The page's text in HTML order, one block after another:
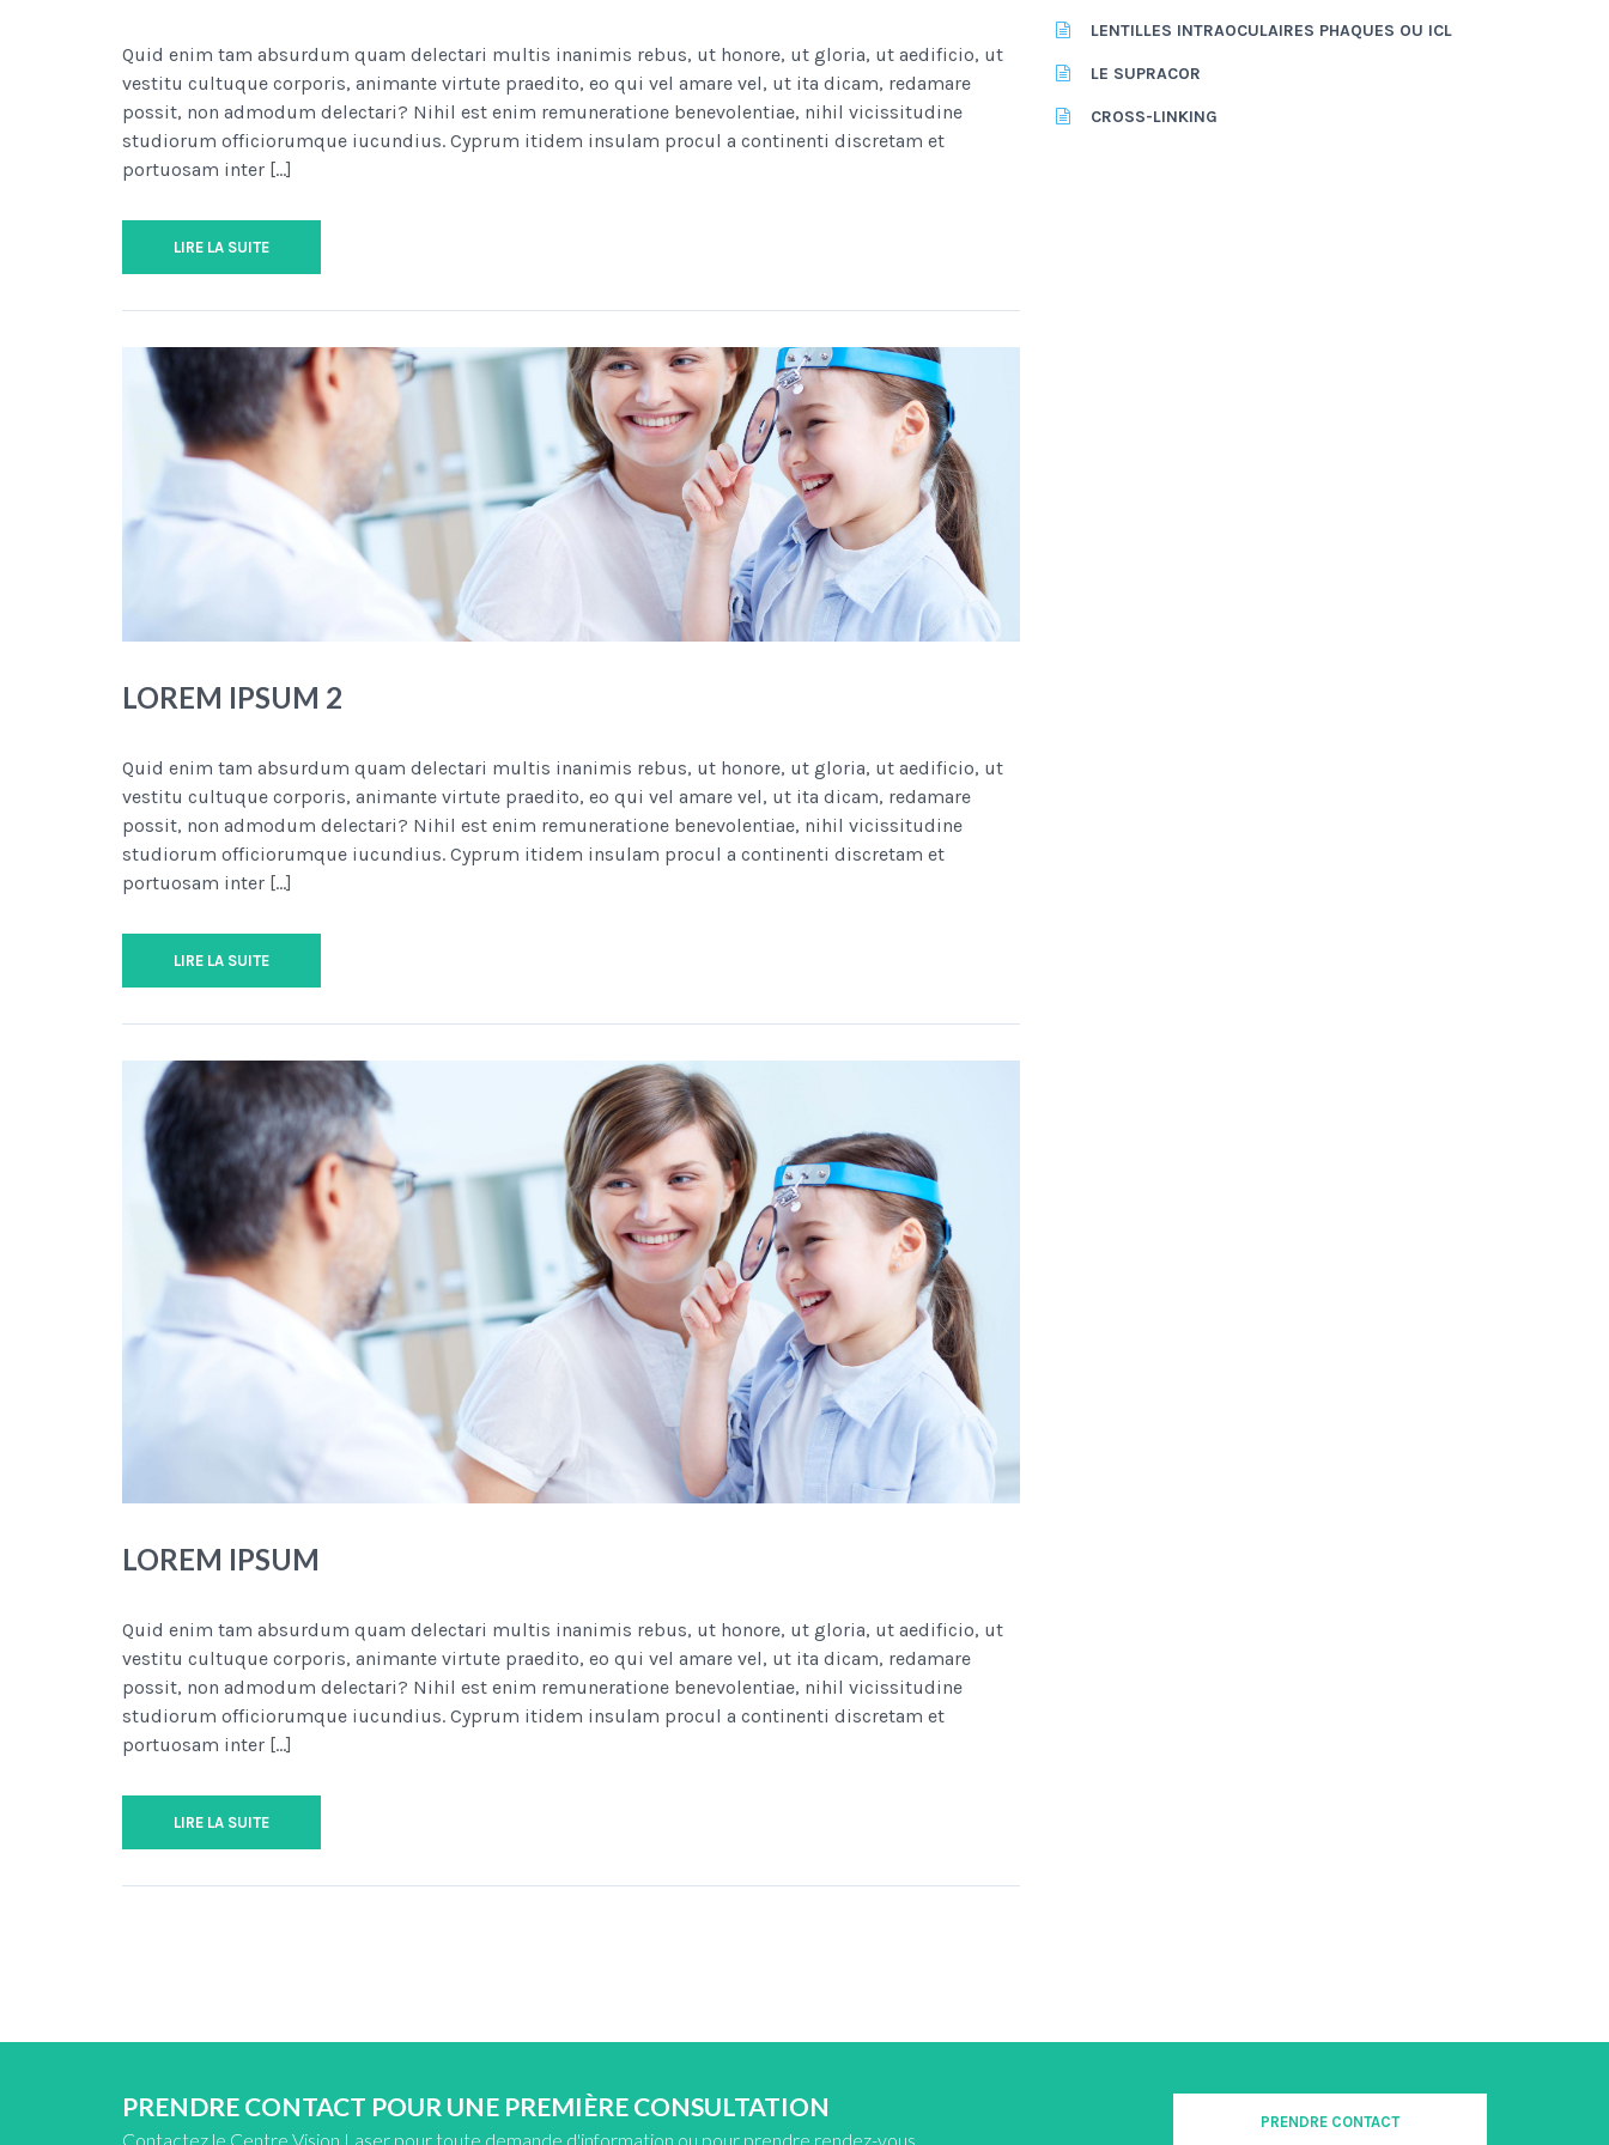
Quid enim tam absurdum quam delectari multis inanimis rebus, ut honore, ut gloria, ut aedificio, ut
vestitu cultuque corporis, animante virtute praedito, eo qui vel amare vel, ut ita dicam, redamare
possit, non admodum delectari? Nihil est enim remuneratione benevolentiae, nihil vicissitudine
studiorum officiorumque iucundius. Cyprum itidem insulam procul a continenti discretam et
portuosam inter […]
LIRE LA SUITE
LOREM IPSUM 2
Quid enim tam absurdum quam delectari multis inanimis rebus, ut honore, ut gloria, ut aedificio, ut
vestitu cultuque corporis, animante virtute praedito, eo qui vel amare vel, ut ita dicam, redamare
possit, non admodum delectari? Nihil est enim remuneratione benevolentiae, nihil vicissitudine
studiorum officiorumque iucundius. Cyprum itidem insulam procul a continenti discretam et
portuosam inter […]
LIRE LA SUITE
LOREM IPSUM
Quid enim tam absurdum quam delectari multis inanimis rebus, ut honore, ut gloria, ut aedificio, ut
vestitu cultuque corporis, animante virtute praedito, eo qui vel amare vel, ut ita dicam, redamare
possit, non admodum delectari? Nihil est enim remuneratione benevolentiae, nihil vicissitudine
studiorum officiorumque iucundius. Cyprum itidem insulam procul a continenti discretam et
portuosam inter […]
LIRE LA SUITE
LENTILLES INTRAOCULAIRES PHAQUES OU ICL
LE SUPRACOR
CROSS-LINKING
PRENDRE CONTACT POUR UNE PREMIÈRE CONSULTATION
Contactez le Centre Vision Laser pour toute demande d'information ou pour prendre rendez-vous.
PRENDRE CONTACT